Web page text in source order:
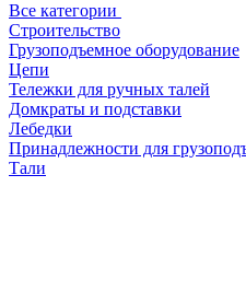
Все категории
Строительство
Грузоподъемное оборудование
Цепи
Тележки для ручных талей
Домкраты и подставки
Лебедки
Принадлежности для
Тали